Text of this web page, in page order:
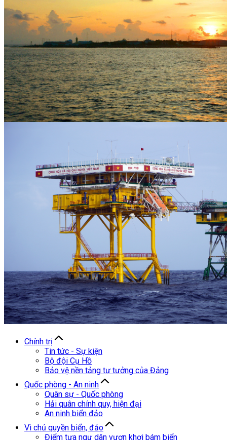
Chính trị
Tin tức - Sự kiện
Bộ đội Cụ Hồ
Bảo vệ nền tảng tư tưởng của Đảng
Quốc phòng - An ninh
Quân sự - Quốc phòng
Hải quân chính quy, hiện đại
An ninh biển đảo
Vì chủ quyền biển, đảo
Điểm tựa ngư dân vươn khơi bám biển